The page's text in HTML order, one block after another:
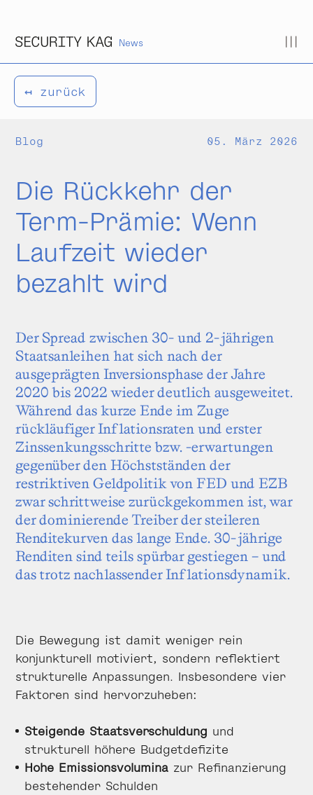
News
↤ zurück
Blog 05. März 2026
Die Rückkehr der
Term-Prämie: Wenn
Laufzeit wieder
bezahlt wird
Der Spread zwischen 30- und 2-jährigen
Staatsanleihen hat sich nach der
ausgeprägten Inversionsphase der Jahre
2020 bis 2022 wieder deutlich ausgeweitet.
Während das kurze Ende im Zuge
rückläufiger Inflationsraten und erster
Zinssenkungsschritte bzw. -erwartungen
gegenüber den Höchstständen der
restriktiven Geldpolitik von FED und EZB
zwar schrittweise zurückgekommen ist, war
der dominierende Treiber der steileren
Renditekurven das lange Ende. 30-jährige
Renditen sind teils spürbar gestiegen – und
das trotz nachlassender Inflationsdynamik.
Die Bewegung ist damit weniger rein
konjunkturell motiviert, sondern reflektiert
strukturelle Anpassungen. Insbesondere vier
Faktoren sind hervorzuheben:
Steigende Staatsverschuldung und
strukturell höhere Budgetdefizite
Hohe Emissionsvolumina zur Refinanzierung
bestehender Schulden